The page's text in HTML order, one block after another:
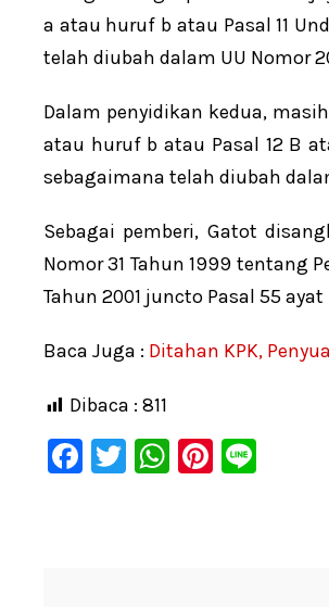
a atau huruf b atau Pasal 11
telah diubah dalam UU Nomor
Dalam penyidikan kedua,
atau huruf b atau Pasal 12 B
sebagaimana telah diubah
Sebagai pemberi, Gatot
Nomor 31 Tahun 1999 tentang
Tahun 2001 juncto Pasal 55 ayat
Baca Juga : Ditahan KPK,
Dibaca : 811
F
T
W Pi